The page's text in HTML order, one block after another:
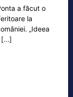
a făcut o
la
„Ideea
[...]